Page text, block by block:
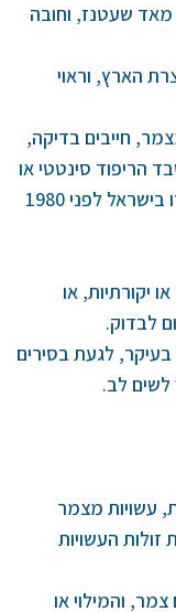
מאד שעטנז, וחובה
הארץ, וראוי
חייבים בדיקה,
הריפוד סינטטי או
כותנה, אין מצוי שעטנז. רוב הספות שיוצרו בישראל לפני 1980
יקורתיות, או
לבדוק.
לגעת בסירים
לשים לב.
עשויות מצמר
העשויות
והמילוי או